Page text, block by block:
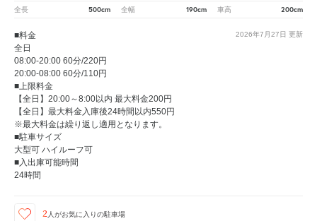
全長 500cm 全幅 190cm 車高 200cm
2026年7月27日 更新
■料金
全日
08:00-20:00 60分/220円
20:00-08:00 60分/110円
■上限料金
【全日】20:00～8:00以内 最大料金200円
【全日】最大料金入庫後24時間以内550円
※最大料金は繰り返し適用となります。
■駐車サイズ
大型可 ハイルーフ可
■入出庫可能時間
24時間
2 人がお気に入りの駐車場